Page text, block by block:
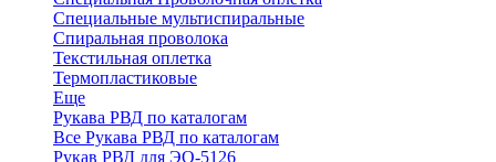
Специальные мультиспиральные
Спиральная проволока
Текстильная оплетка
Термопластиковые
Еще
Рукава РВД по каталогам
Все Рукава РВД по каталогам
Рукав РВД для ЭО-5126